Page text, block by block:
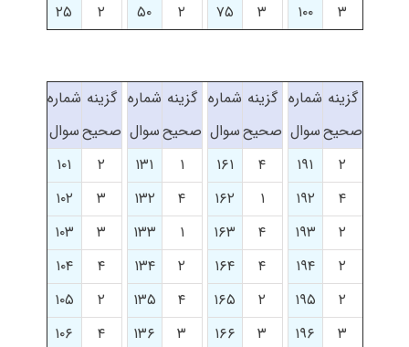
۳
۱۰۰ ۳ ۷۵ ۲ ۵۰ ۲ ۲۵
گزینه
صحیح
شماره
سوال
گزینه
صحیح
شماره
سوال
گزینه
صحیح
شماره
سوال
گزینه
صحیح
شماره
سوال
۲
۱۹۱ ۴ ۱۶۱ ۱ ۱۳۱ ۲
۱۰۱
۴
۱۹۲ ۱ ۱۶۲ ۴ ۱۳۲ ۳
۱۰۲
۲
۱۹۳ ۴ ۱۶۳ ۱ ۱۳۳ ۳
۱۰۳
۲
۱۹۴ ۴ ۱۶۴ ۲ ۱۳۴ ۴
۱۰۴
۲
۱۹۵ ۲ ۱۶۵ ۴ ۱۳۵ ۲
۱۰۵
۳
۱۹۶ ۳ ۱۶۶ ۳ ۱۳۶ ۴
۱۰۶